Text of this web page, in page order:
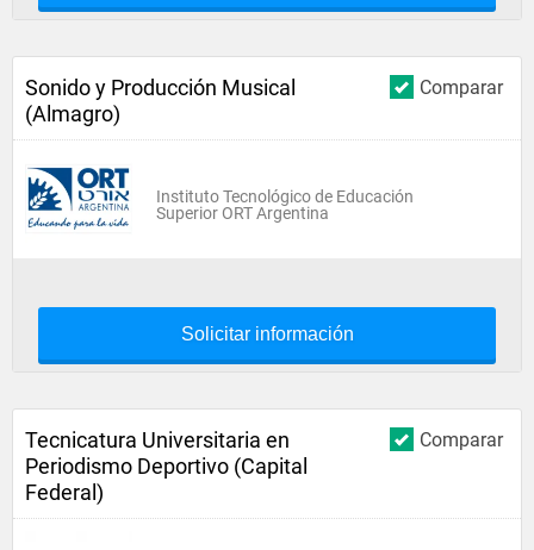
Comparar
Sonido y Producción Musical
(Almagro)
Instituto Tecnológico de Educación
Superior ORT Argentina
Solicitar información
Comparar
Tecnicatura Universitaria en
Periodismo Deportivo (Capital
Federal)